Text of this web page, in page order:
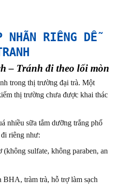
RIÊNG DỄ
– Tránh đi theo lối mòn
trong thị trường đại trà. Một
thị trường chưa được khai thác
nhiều sữa tắm dưỡng trắng phổ
riêng như:
(không sulfate, không paraben, an
BHA, tràm trà, hỗ trợ làm sạch